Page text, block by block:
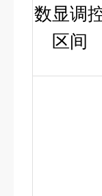
数显调
区间